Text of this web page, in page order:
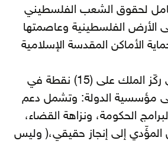
لحقوق الشعب الفلسطيني
الأرض الفلسطينية وعاصمتها
الأماكن المقدسة الإسلامية
وفي الشأن الداخلي ركّز الملك على (15) نقطة في
مؤسسية الدولة: وتشمل دعم
الحكومة، ونزاهة القضاء،
المؤّدي إلى إنجاز حقيقي،( وليس